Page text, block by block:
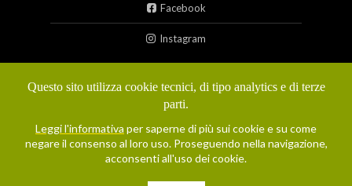
Facebook
Instagram
Privacy policy
Cookie policy
Questo sito utilizza cookie tecnici, di tipo analytics e di terze
parti.
Leggi l'informativa per saperne di più sui cookie e su come
negare il consenso al loro uso. Proseguendo nella navigazione,
acconsenti all'uso dei cookie.